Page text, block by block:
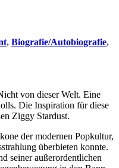
, Biografie/Autobiografie,
von dieser Welt. Eine
Die Inspiration für diese
Ziggy Stardust.
der modernen Popkultur,
überbieten konnte.
seiner außerordentlichen